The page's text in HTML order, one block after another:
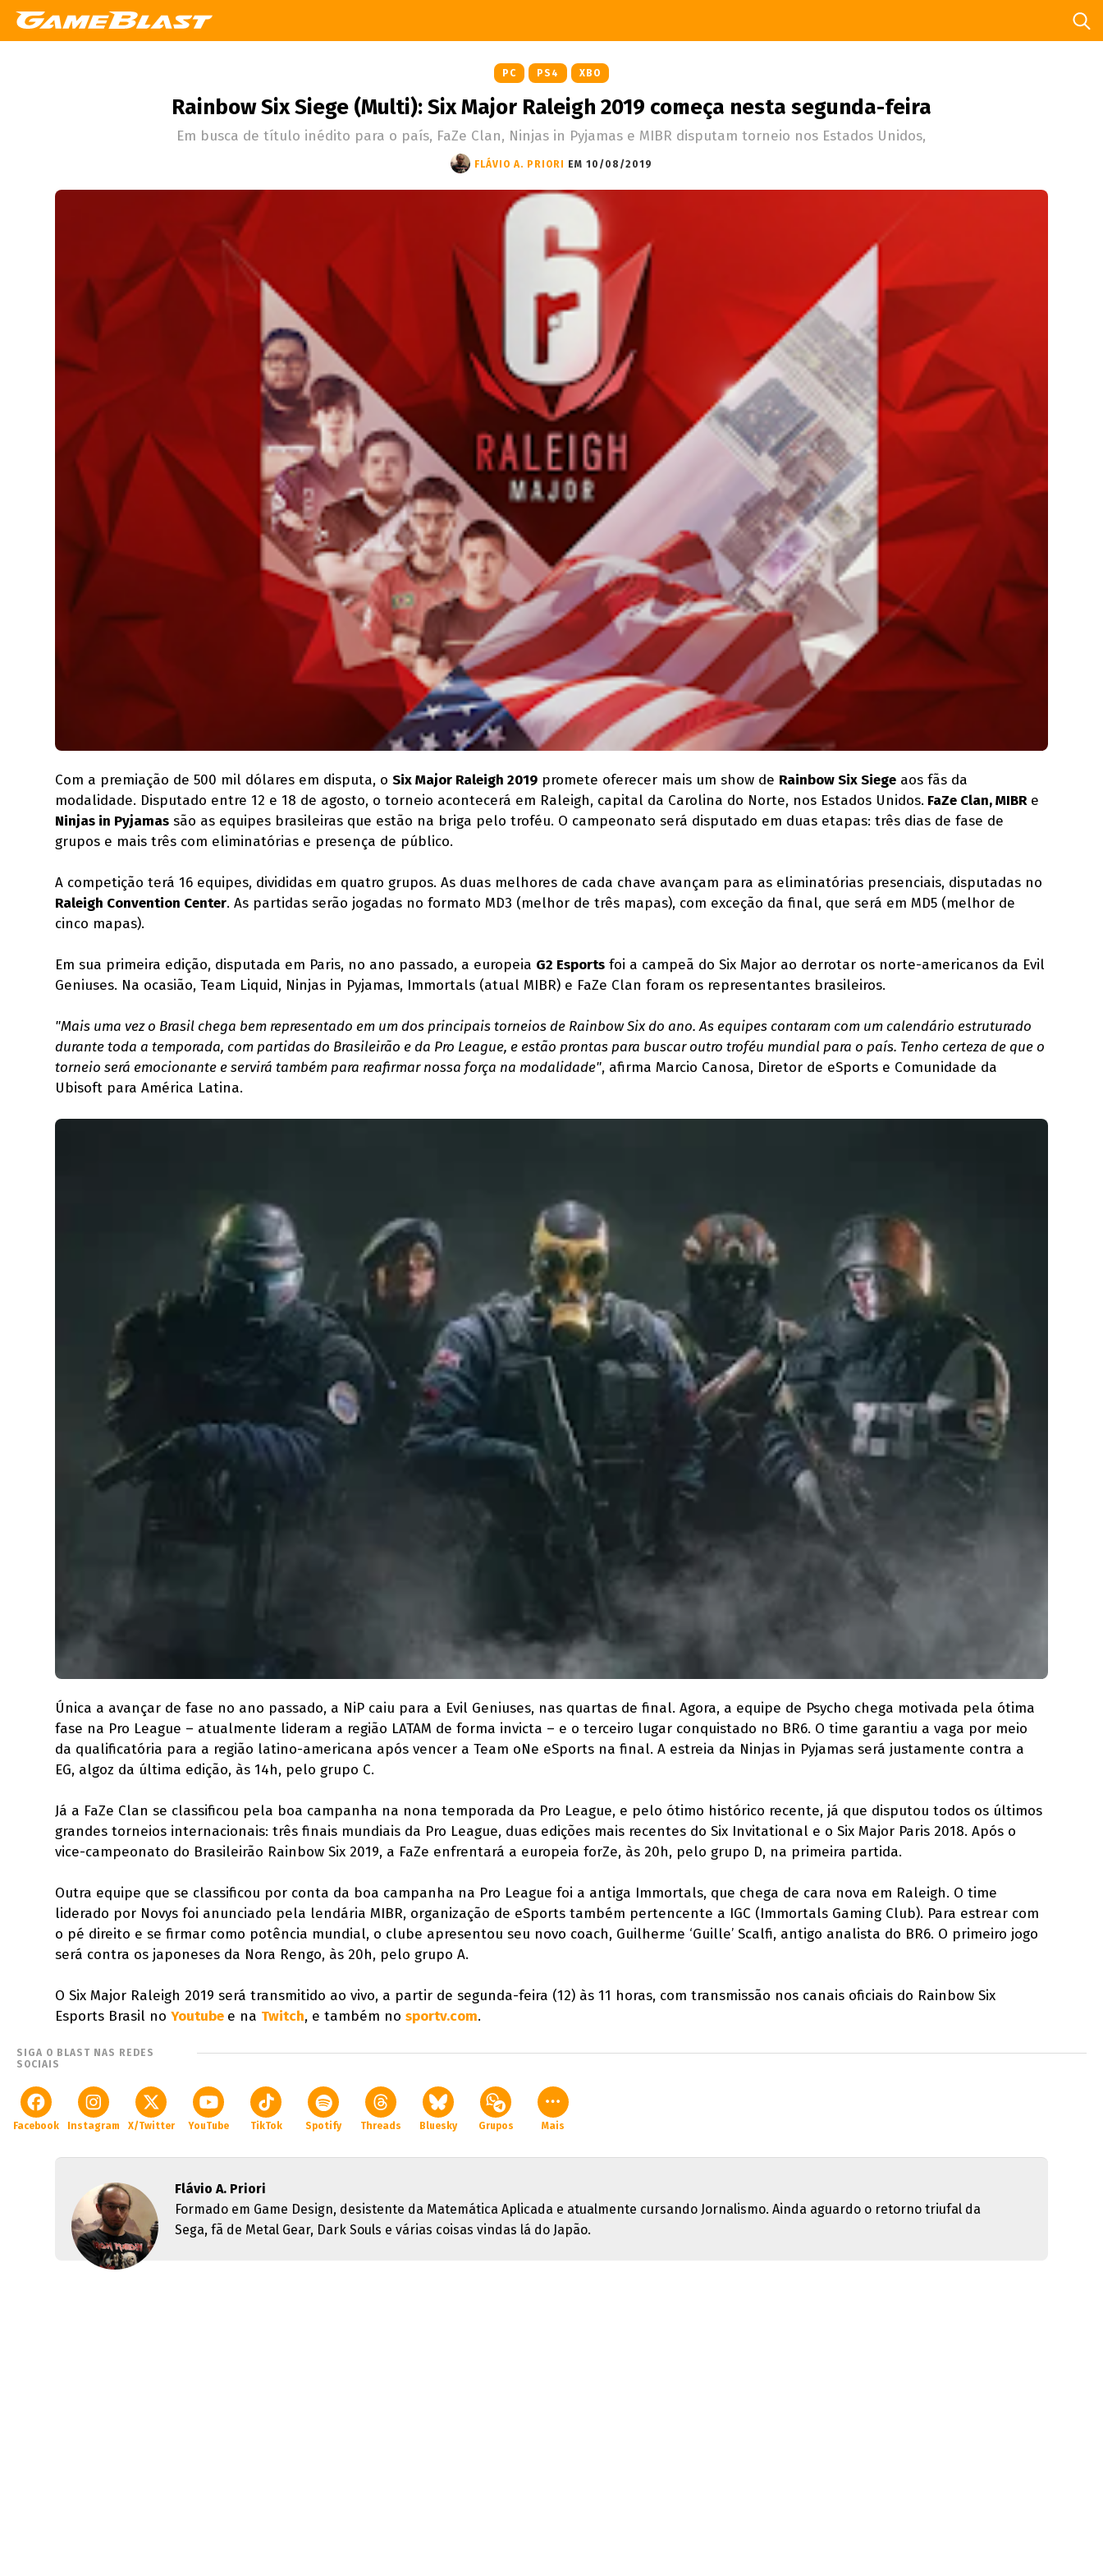
PC PS4 XBO
Rainbow Six Siege (Multi): Six Major Raleigh 2019 começa nesta segunda-feira
Em busca de título inédito para o país, FaZe Clan, Ninjas in Pyjamas e MIBR disputam torneio nos Estados Unidos,
FLÁVIO A. PRIORI EM 10/08/2019
Com a premiação de 500 mil dólares em disputa, oSix Major Raleigh 2019 promete oferecer mais um show de Rainbow Six Siege aos fãs da
modalidade. Disputado entre 12 e 18 de agosto, o torneio acontecerá em Raleigh, capital da Carolina do Norte, nos Estados Unidos. FaZe Clan, MIBRe
Ninjas in Pyjamas são as equipes brasileiras que estão na briga pelo troféu. O campeonato será disputado em duas etapas: três dias de fase de
grupos e mais três com eliminatórias e presença de público.
A competição terá 16 equipes, divididas em quatro grupos. As duas melhores de cada chave avançam para as eliminatórias presenciais, disputadas no
Raleigh Convention Center. As partidas serão jogadas no formato MD3 (melhor de três mapas), com exceção da final, que será em MD5 (melhor de
cinco mapas).
Em sua primeira edição, disputada em Paris, no ano passado, a europeia G2 Esports foi a campeã do Six Major ao derrotar os norte-americanos da Evil
Geniuses. Na ocasião, Team Liquid, Ninjas in Pyjamas, Immortals (atual MIBR) e FaZe Clan foram os representantes brasileiros.
"Mais uma vez o Brasil chega bem representado em um dos principais torneios de Rainbow Six do ano. As equipes contaram com um calendário estruturado
durante toda a temporada, com partidas do Brasileirão e da Pro League, e estão prontas para buscar outro troféu mundial para o país. Tenho certeza de que o
torneio será emocionante e servirá também para reafirmar nossa força na modalidade", afirma Marcio Canosa, Diretor de eSports e Comunidade da
Ubisoft para América Latina.
Única a avançar de fase no ano passado, a NiP caiu para a Evil Geniuses, nas quartas de final. Agora, a equipe de Psycho chega motivada pela ótima
fase na Pro League – atualmente lideram a região LATAM de forma invicta – e o terceiro lugar conquistado no BR6. O time garantiu a vaga por meio
da qualificatória para a região latino-americana após vencer a Team oNe eSports na final. A estreia da Ninjas in Pyjamas será justamente contra a
EG, algoz da última edição, às 14h, pelo grupo C.
Já a FaZe Clan se classificou pela boa campanha na nona temporada da Pro League, e pelo ótimo histórico recente, já que disputou todos os últimos
grandes torneios internacionais: três finais mundiais da Pro League, duas edições mais recentes do Six Invitational e o Six Major Paris 2018. Após o
vice-campeonato do Brasileirão Rainbow Six 2019, a FaZe enfrentará a europeia forZe, às 20h, pelo grupo D, na primeira partida.
Outra equipe que se classificou por conta da boa campanha na Pro League foi a antiga Immortals, que chega de cara nova em Raleigh. O time
liderado por Novys foi anunciado pela lendária MIBR, organização de eSports também pertencente a IGC (Immortals Gaming Club). Para estrear com
o pé direito e se firmar como potência mundial, o clube apresentou seu novo coach, Guilherme ‘Guille’ Scalfi, antigo analista do BR6. O primeiro jogo
será contra os japoneses da Nora Rengo, às 20h, pelo grupo A.
O Six Major Raleigh 2019 será transmitido ao vivo, a partir de segunda-feira (12) às 11 horas, com transmissão nos canais oficiais do Rainbow Six
Esports Brasil noYoutube e na Twitch, e também nosportv.com.
SIGA O BLAST NAS REDES
SOCIAIS
Facebook Instagram X/Twitter YouTube TikTok Spotify Threads Bluesky Grupos Mais
Flávio A. Priori
Formado em Game Design, desistente da Matemática Aplicada e atualmente cursando Jornalismo. Ainda aguardo o retorno triufal da
Sega, fã de Metal Gear, Dark Souls e várias coisas vindas lá do Japão.